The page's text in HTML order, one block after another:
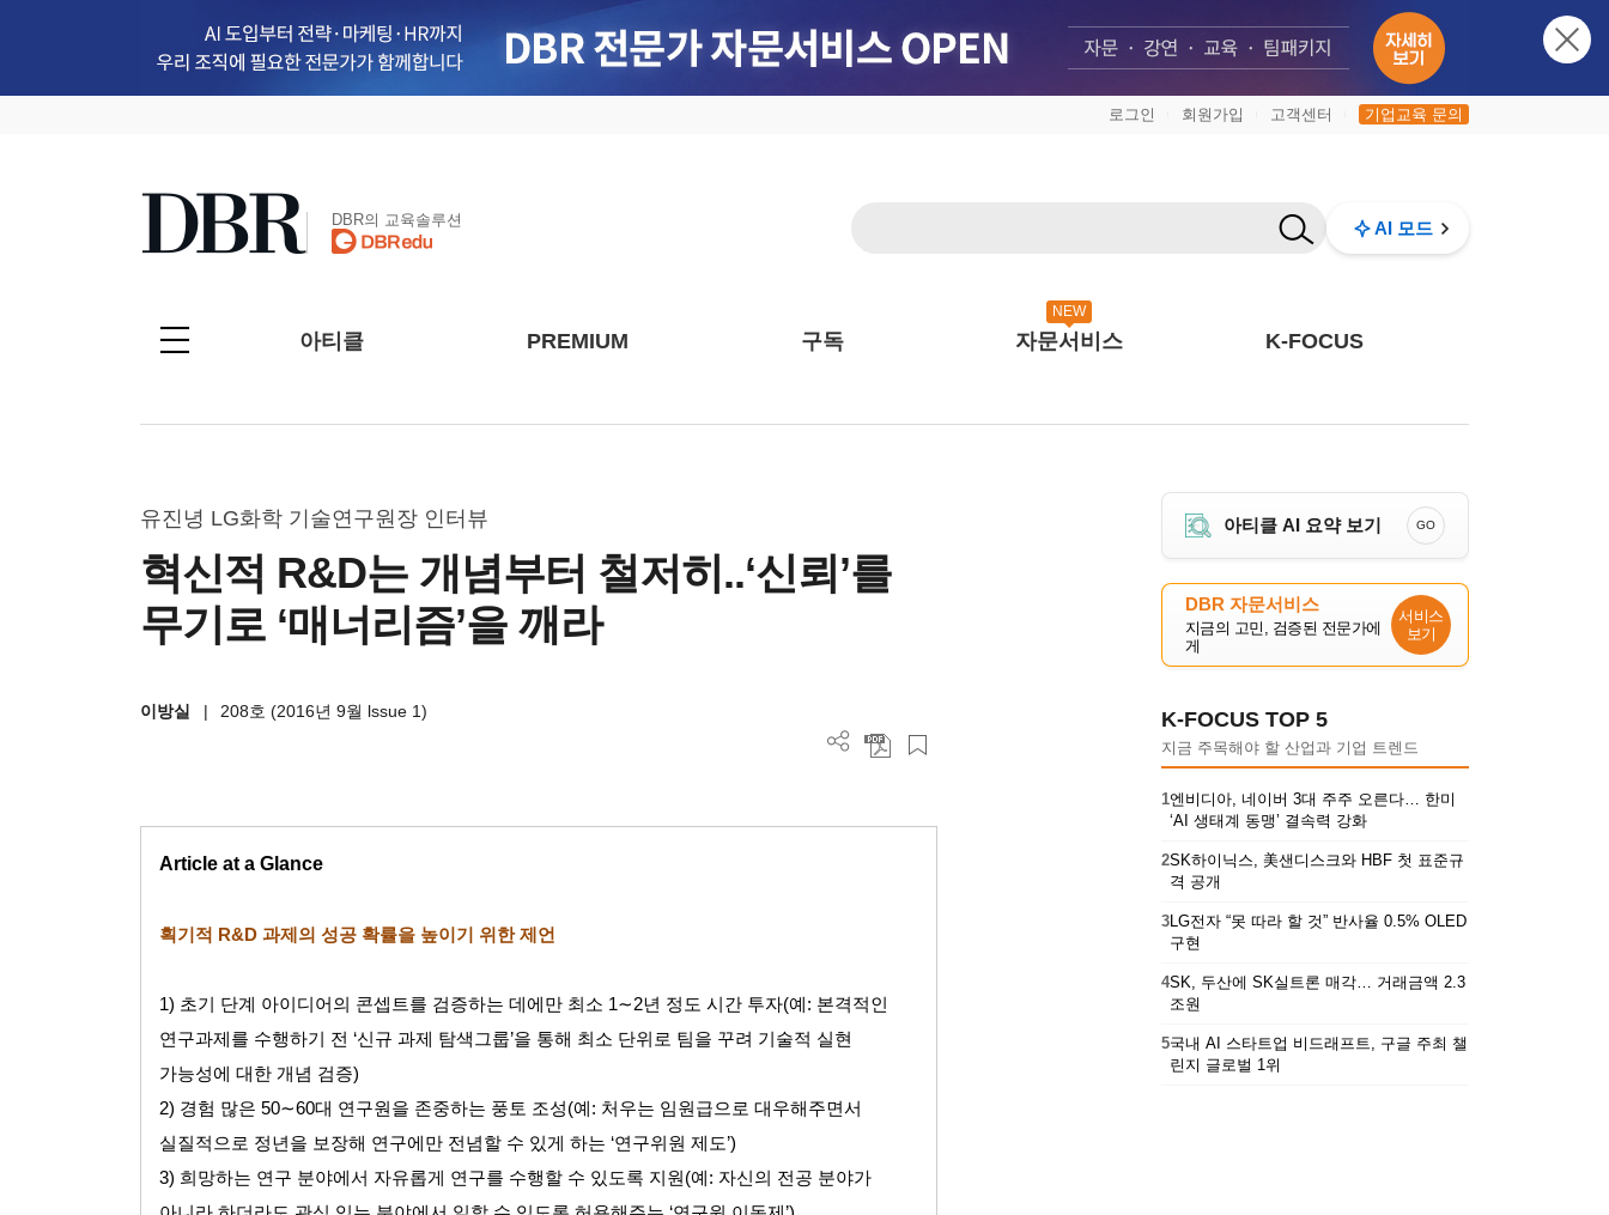
로그인 회원가입 고객센터 기업교육 문의
DBR의 교육솔루션 AI 모드
아티클 PREMIUM 구독
NEW
자문서비스 K-FOCUS
유진녕 LG화학 기술연구원장 인터뷰
혁신적 R&D는 개념부터 철저히..‘신뢰’를
무기로 ‘매너리즘’을 깨라
이방실 | 208호 (2016년 9월 lssue 1)
Article at a Glance
획기적 R&D 과제의 성공 확률을 높이기 위한 제언
1) 초기 단계 아이디어의 콘셉트를 검증하는 데에만 최소 1∼2년 정도 시간 투자(예: 본격적인
연구과제를 수행하기 전 ‘신규 과제 탐색그룹’을 통해 최소 단위로 팀을 꾸려 기술적 실현
가능성에 대한 개념 검증)
2) 경험 많은 50∼60대 연구원을 존중하는 풍토 조성(예: 처우는 임원급으로 대우해주면서
실질적으로 정년을 보장해 연구에만 전념할 수 있게 하는 ‘연구위원 제도’)
3) 희망하는 연구 분야에서 자유롭게 연구를 수행할 수 있도록 지원(예: 자신의 전공 분야가
아티클 AI 요약 보기 GO
DBR 자문서비스
지금의 고민, 검증된 전문가에
게
서비스
보기
K-FOCUS TOP 5
지금 주목해야 할 산업과 기업 트렌드
1엔비디아, 네이버 3대 주주 오른다… 한미
‘AI 생태계 동맹’ 결속력 강화
2SK하이닉스, 美샌디스크와 HBF 첫 표준규
격 공개
3LG전자 “못 따라 할 것” 반사율 0.5% OLED
구현
4SK, 두산에 SK실트론 매각… 거래금액 2.3
조원
5국내 AI 스타트업 비드래프트, 구글 주최 챌
린지 글로벌 1위